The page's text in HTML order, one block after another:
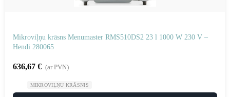
Mikroviļņu krāsns Menumaster RMS510DS2 23 l 1000 W 230 V –
Hendi 280065
636,67 € (ar PVN)
MIKROVIĻŅU KRĀSNIS